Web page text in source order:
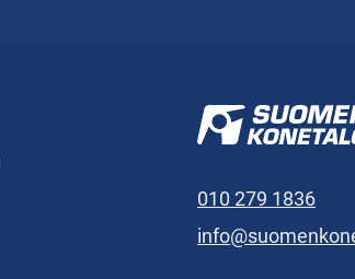
010 279 1836